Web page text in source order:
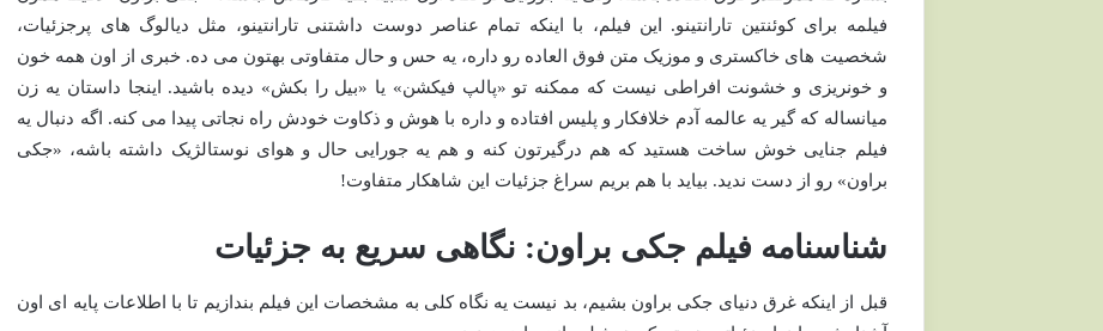
فیلمه برای کوئنتین تارانتینو. این فیلم، با اینکه تمام عناصر دوست داشتنی تارانتینو، مثل دیالوگ های پرجزئیات،
شخصیت های خاکستری و موزیک متن فوق العاده رو داره، یه حس و حال متفاوتی بهتون می ده. خبری از اون همه خون
و خونریزی و خشونت افراطی نیست که ممکنه تو «پالپ فیکشن» یا «بیل را بکش» دیده باشید. اینجا داستان یه زن
میانساله که گیر یه عالمه آدم خلافکار و پلیس افتاده و داره با هوش و ذکاوت خودش راه نجاتی پیدا می کنه. اگه دنبال یه
فیلم جنایی خوش ساخت هستید که هم درگیرتون کنه و هم یه جورایی حال و هوای نوستالژیک داشته باشه، «جکی
براون» رو از دست ندید. بیاید با هم بریم سراغ جزئیات این شاهکار متفاوت!
شناسنامه فیلم جکی براون: نگاهی سریع به جزئیات
قبل از اینکه غرق دنیای جکی براون بشیم، بد نیست یه نگاه کلی به مشخصات این فیلم بندازیم تا با اطلاعات پایه ای اون